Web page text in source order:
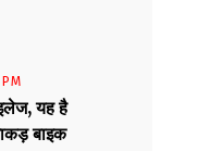
यह है
बाइक